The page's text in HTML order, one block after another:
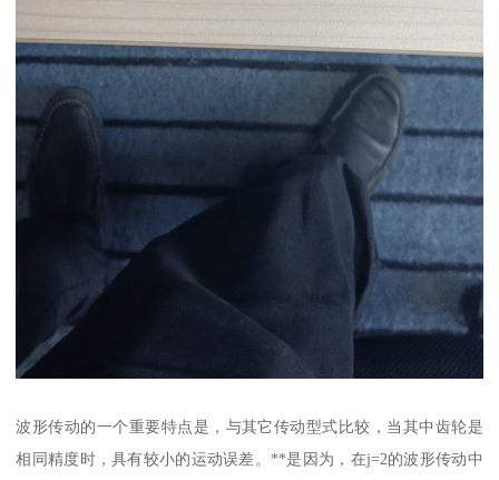
波形传动的一个重要特点是，与其它传动型式比较，当其中齿轮是
相同精度时，具有较小的运动误差。**是因为，在j=2的波形传动中